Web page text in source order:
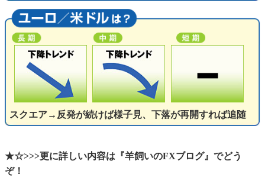
スクエア→反発が続けば様子見、下落が再開すれば追随
★☆>>>更に詳しい内容は『羊飼いのFXブログ』でどう
ぞ！